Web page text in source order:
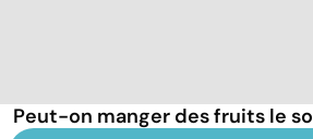
Peut-on manger des fruits le